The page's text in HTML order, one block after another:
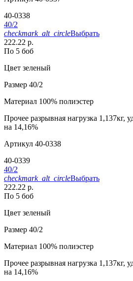
40-0338
40/2
checkmark_alt_circleВыбрать
222.22 р.
По 5 боб
Цвет зеленый
Размер 40/2
Материал 100% полиэстер
Прочее разрывная нагрузка 1,137кг,
на 14,16%
Артикул 40-0338
40-0339
40/2
checkmark_alt_circleВыбрать
222.22 р.
По 5 боб
Цвет зеленый
Размер 40/2
Материал 100% полиэстер
Прочее разрывная нагрузка 1,137кг,
на 14,16%